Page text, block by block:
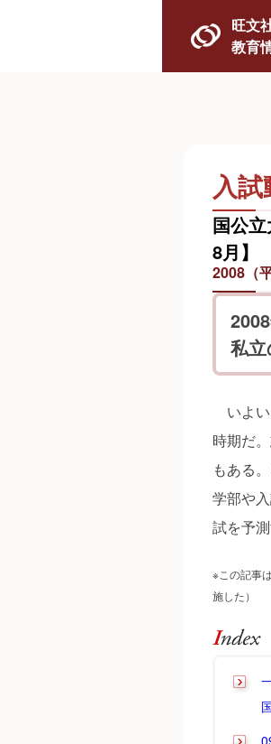
旺文
教育
入
国公
8月】
2008（
私立
いよい
時期だ
もある
学部や
試を予測
※この記事
施した）